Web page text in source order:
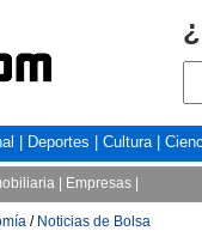
Deportes Cultura|
Empresas
/ Noticias de Bolsa